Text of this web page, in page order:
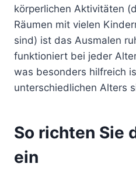
körperlichen Aktivitäten
Räumen mit vielen
sind) ist das Ausmalen
funktioniert bei jeder
was besonders hilfreich
unterschiedlichen Alters
So richten Sie
ein